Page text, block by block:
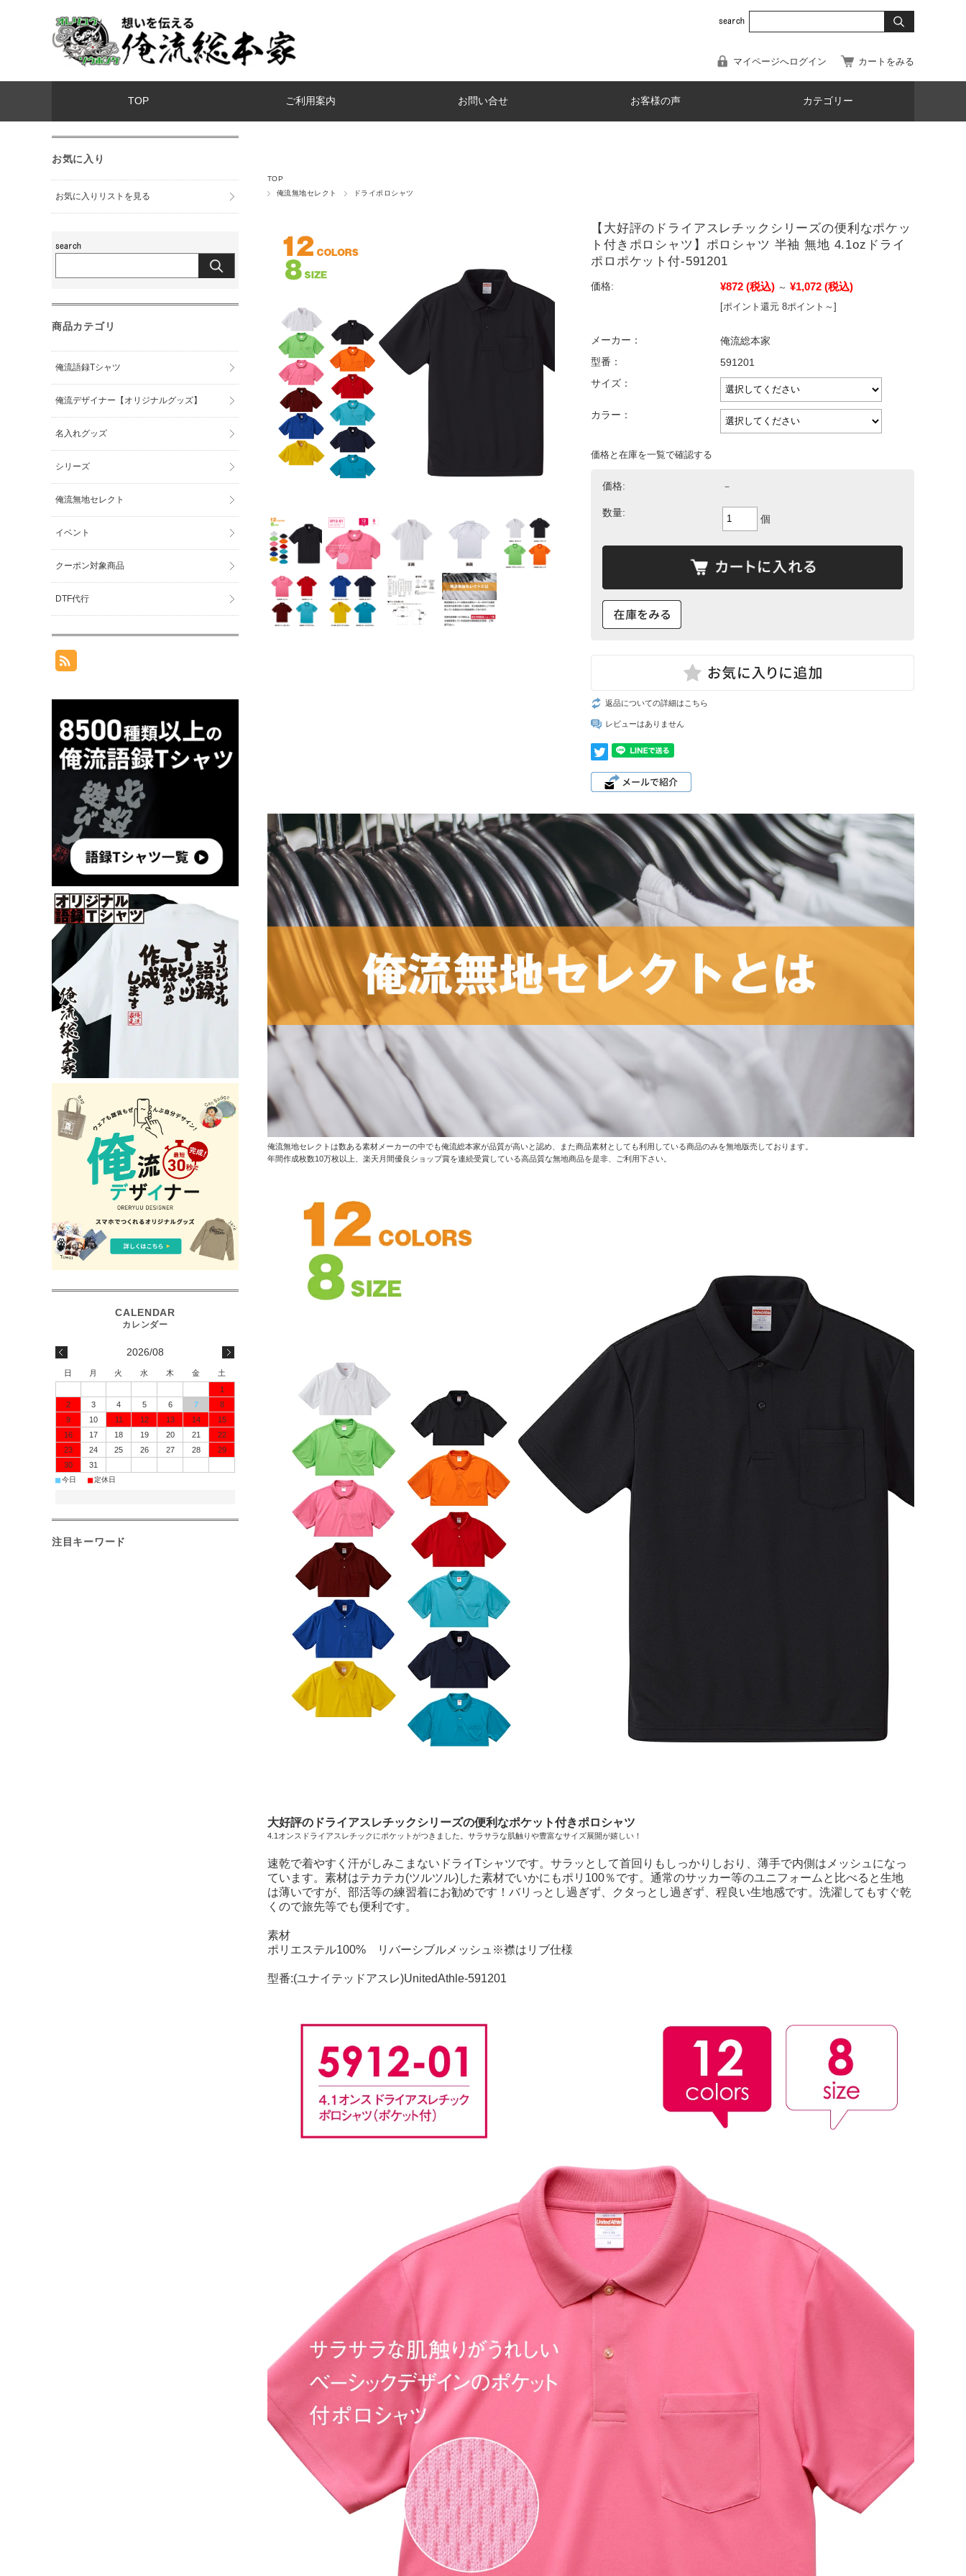
マイページへログイン カートをみる
TOP ご利用案内 お問い合せ お客様の声 カテゴリー
TOP
俺流無地セレクト
ドライポロシャツ
【大好評のドライアスレチックシリーズの便利なポケッ
ト付きポロシャツ】ポロシャツ 半袖 無地 4.1ozドライ
ポロポケット付-591201
価格: ¥872 (税込) ～ ¥1,072 (税込)
[ポイント還元 8ポイント～]
メーカー：
俺流総本家
型番：
591201
サイズ：
カラー：
価格と在庫を一覧で確認する
価格: －
数量:
個
返品についての詳細はこちら
レビューはありません
俺流無地セレクトは数ある素材メーカーの中でも俺流総本家が品質が高いと認め、また商品素材としても利用している商品のみを無地版売しております。
年間作成枚数10万枚以上、楽天月間優良ショップ賞を連続受賞している高品質な無地商品を是非、ご利用下さい。
大好評のドライアスレチックシリーズの便利なポケット付きポロシャツ
4.1オンスドライアスレチックにポケットがつきました。サラサラな肌触りや豊富なサイズ展開が嬉しい！
速乾で着やすく汗がしみこまないドライTシャツです。サラッとして首回りもしっかりしおり、薄手で内側はメッシュになっ
ています。素材はテカテカ(ツルツル)した素材でいかにもポリ100％です。通常のサッカー等のユニフォームと比べると生地
は薄いですが、部活等の練習着にお勧めです！バリっとし過ぎず、クタっとし過ぎず、程良い生地感です。洗濯してもすぐ乾
くので旅先等でも便利です。
素材
ポリエステル100% リバーシブルメッシュ※襟はリブ仕様
型番:(ユナイテッドアスレ)UnitedAthle-591201
お気に入り
お気に入りリストを見る
商品カテゴリ
俺流語録Tシャツ
俺流デザイナー【オリジナルグッズ】
名入れグッズ
シリーズ
俺流無地セレクト
イベント
クーポン対象商品
DTF代行
2026/08
日 月 火 水 木 金
土
1
2
3 4 5 6 7
8
9
10 11 12 13 14
15
16
17 18 19 20 21
22
23
24 25 26 27 28
29
30
31
■今日 ■定休日
注目キーワード